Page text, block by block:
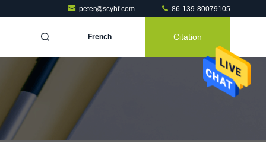
peter@scyhf.com 86-139-80079105
French Citation